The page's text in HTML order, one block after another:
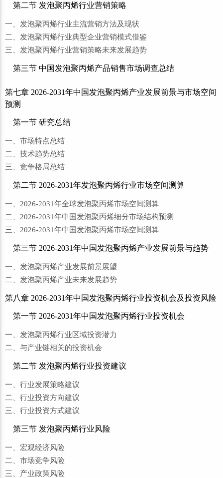
第二节 发泡聚丙烯行业营销策略
一、发泡聚丙烯行业主流营销方法及现状
二、发泡聚丙烯行业典型企业营销模式借鉴
三、发泡聚丙烯行业营销策略未来发展趋势
第三节 中国发泡聚丙烯产品销售市场调查总结
第七章 2026-2031年中国发泡聚丙烯产业发展前景与市场空间
预测
第一节 研究总结
一、市场特点总结
二、技术趋势总结
三、竞争格局总结
第二节 2026-2031年发泡聚丙烯行业市场空间测算
一、2026-2031年全球发泡聚丙烯市场空间测算
二、2026-2031年中国发泡聚丙烯细分市场结构预测
三、2026-2031年中国发泡聚丙烯市场空间测算
第三节 2026-2031年中国发泡聚丙烯产业发展前景与趋势
一、发泡聚丙烯产业发展前景展望
二、发泡聚丙烯产业未来发展趋势
第八章 2026-2031年中国发泡聚丙烯行业投资机会及投资风险
第一节 2026-2031年中国发泡聚丙烯行业投资机会
一、发泡聚丙烯行业区域投资潜力
二、与产业链相关的投资机会
第二节 发泡聚丙烯行业投资建议
一、行业发展策略建议
二、行业投资方向建议
三、行业投资方式建议
第三节 发泡聚丙烯行业风险
一、宏观经济风险
二、市场竞争风险
三、产业政策风险